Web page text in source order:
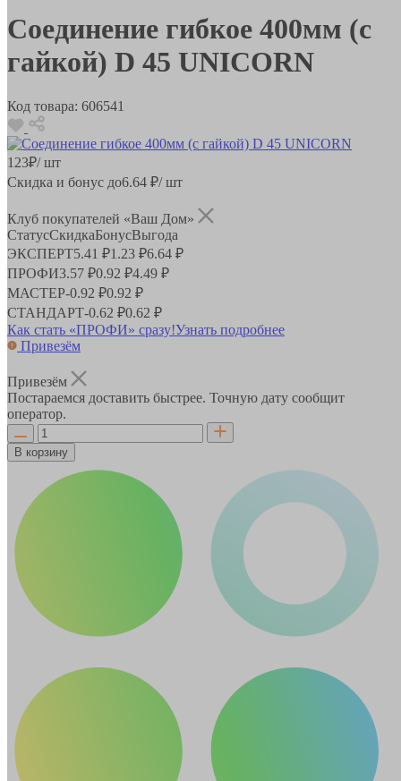
Соединение гибкое 400мм (с
гайкой) D 45 UNICORN
Код товара: 606541
123₽/ шт
Скидка и бонус до6.64 ₽/ шт
Клуб покупателей «Ваш Дом»
СтатусСкидкаБонусВыгода
ЭКСПЕРТ5.41 ₽1.23 ₽6.64 ₽
ПРОФИ3.57 ₽0.92 ₽4.49 ₽
МАСТЕР-0.92 ₽0.92 ₽
СТАНДАРТ-0.62 ₽0.62 ₽
Как стать «ПРОФИ» сразу!Узнать подробнее
Привезём
Привезём
Постараемся доставить быстрее. Точную дату сообщит
оператор.
В корзину